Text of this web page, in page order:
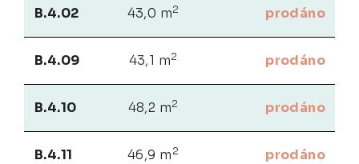
B.4.02 43,0 m2 prodáno
B.4.09 43,1 m2 prodáno
B.4.10 48,2 m2 prodáno
B.4.11 46,9 m 2 prodáno